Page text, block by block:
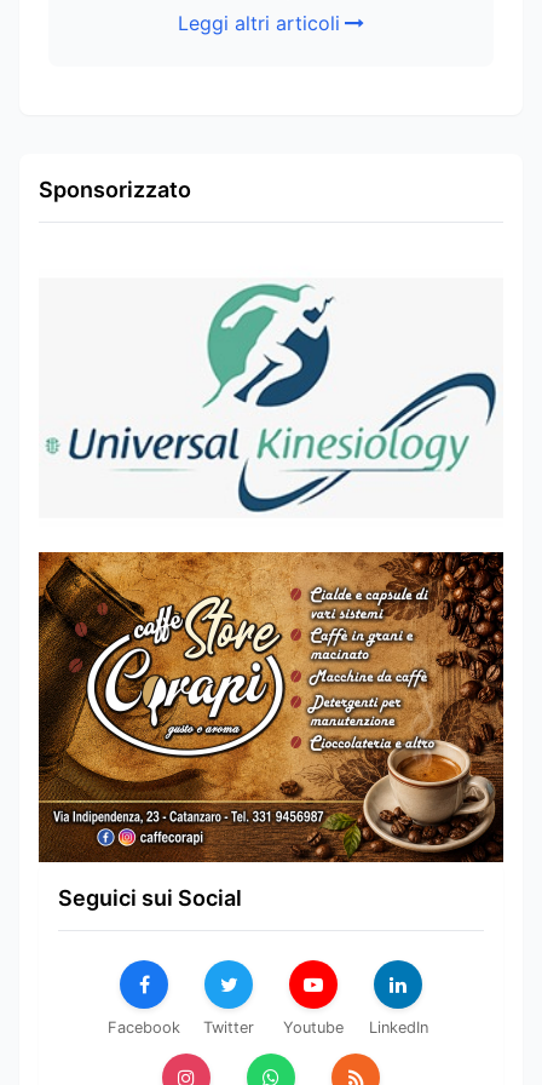
Leggi altri articoli
Sponsorizzato
Seguici sui Social
Facebook Twitter Youtube LinkedIn